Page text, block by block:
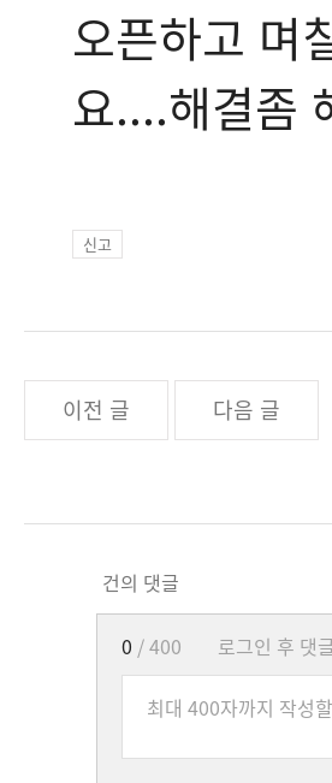
오픈하고 며
요....해결좀
신고
이전 글 다음 글
건의 댓글
로그인 후 댓
0 / 400